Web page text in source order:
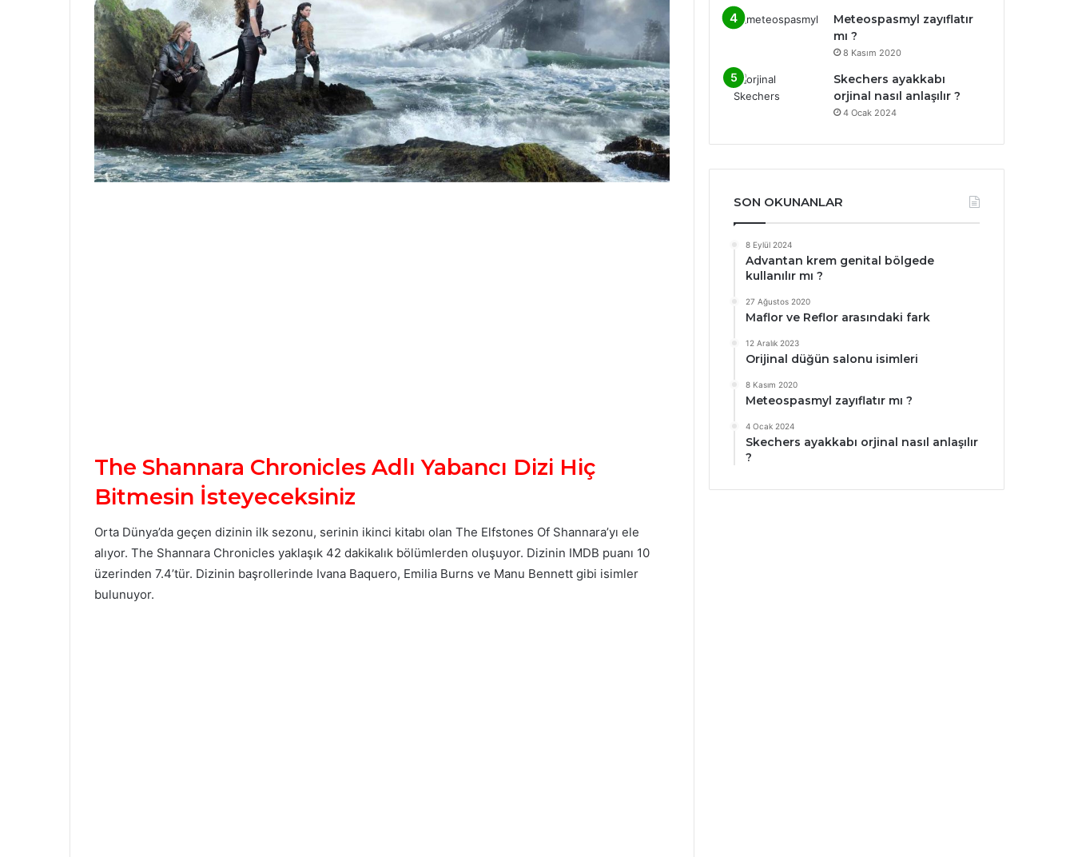
The Shannara Chronicles Adlı Yabancı Dizi Hiç
Bitmesin İsteyeceksiniz
Orta Dünya’da geçen dizinin ilk sezonu, serinin ikinci kitabı olan The Elfstones Of Shannara’yı ele
alıyor. The Shannara Chronicles yaklaşık 42 dakikalık bölümlerden oluşuyor. Dizinin IMDB puanı 10
üzerinden 7.4’tür. Dizinin başrollerinde Ivana Baquero, Emilia Burns ve Manu Bennett gibi isimler
bulunuyor.
Meteospasmyl zayıflatır
mı ?
8 Kasım 2020
Skechers ayakkabı
orjinal nasıl anlaşılır ?
4 Ocak 2024
SON OKUNANLAR
8 Eylül 2024
Advantan krem genital bölgede
kullanılır mı ?
27 Ağustos 2020
Maflor ve Reflor arasındaki fark
12 Aralık 2023
Orijinal düğün salonu isimleri
8 Kasım 2020
Meteospasmyl zayıflatır mı ?
4 Ocak 2024
Skechers ayakkabı orjinal nasıl anlaşılır
?